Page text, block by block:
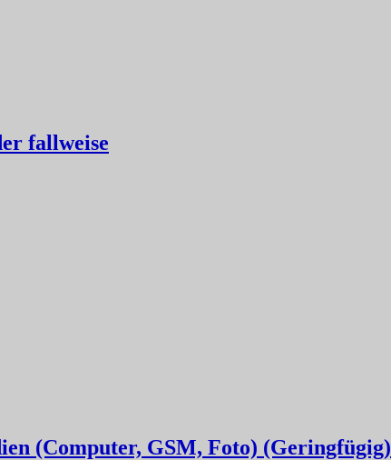
fallweise
(Computer, GSM, Foto) (Geringfügig)